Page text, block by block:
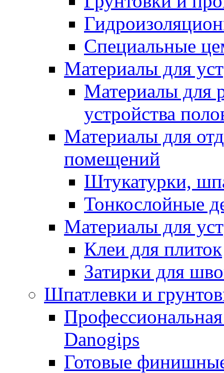
Специальные
Материалы для
Материалы для
устройства
Материалы для
помещений
Штукатурки,
Тонкослойные
Материалы для
Клеи для плиток
Затирки для
Шпатлевки и
Danogips
Готовые